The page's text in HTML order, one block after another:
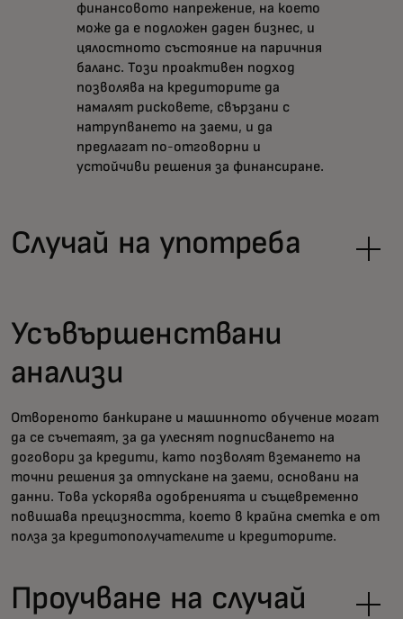
финансовото напрежение, на което
може да е подложен даден бизнес, и
цялостното състояние на паричния
баланс. Този проактивен подход
позволява на кредиторите да
намалят рисковете, свързани с
натрупването на заеми, и да
предлагат по-отговорни и
устойчиви решения за финансиране.
Случай на употреба
Усъвършенствани
анализи
Отвореното банкиране и машинното обучение могат
да се съчетаят, за да улеснят подписването на
договори за кредити, като позволят вземането на
точни решения за отпускане на заеми, основани на
данни. Това ускорява одобренията и същевременно
повишава прецизността, което в крайна сметка е от
полза за кредитополучателите и кредиторите.
Проучване на случай